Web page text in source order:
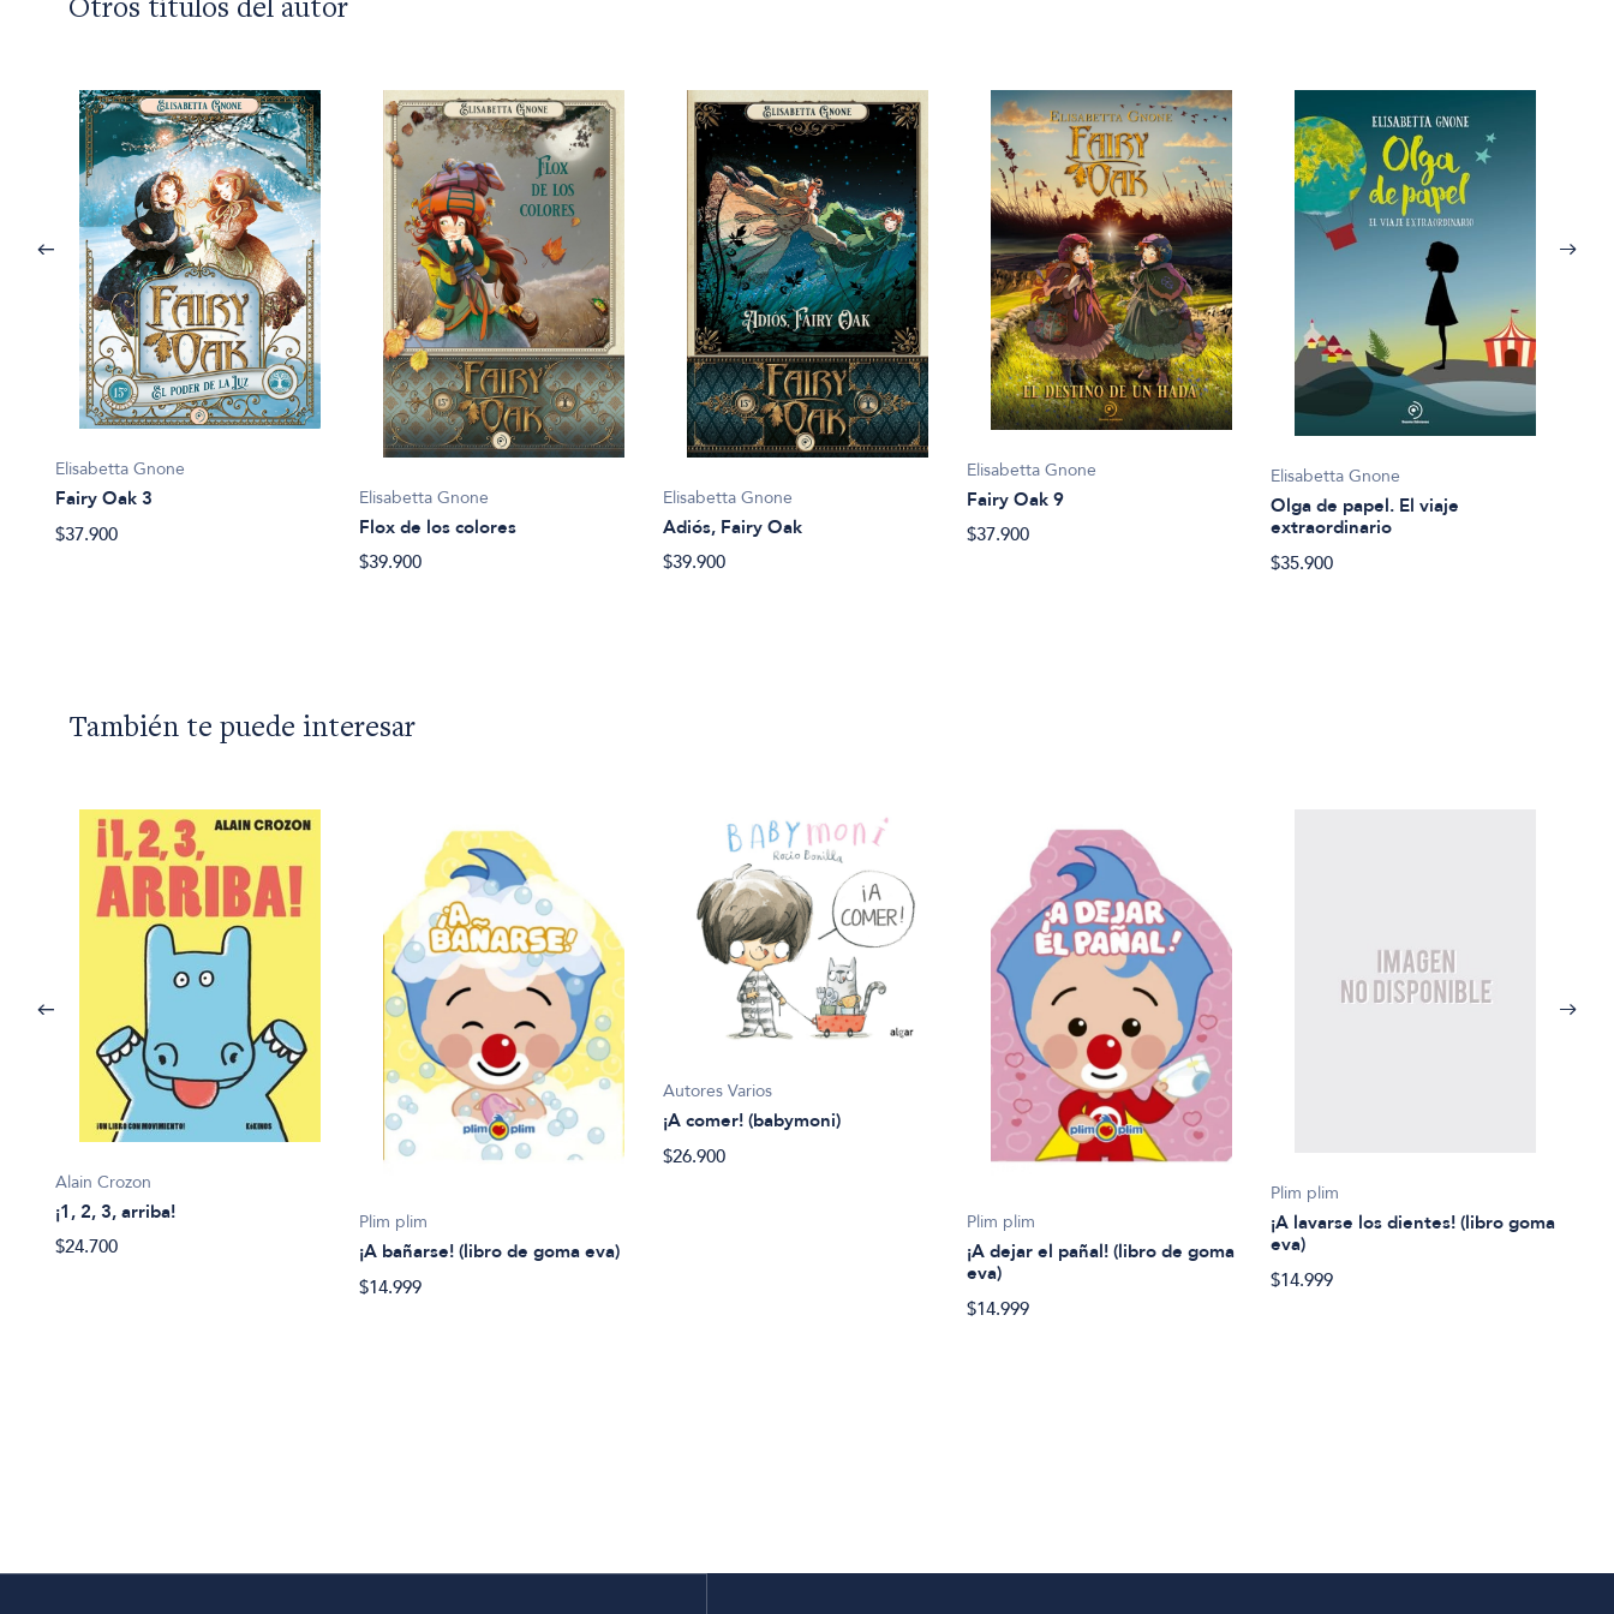
Otros títulos del autor
Elisabetta Gnone
Fairy Oak 3
$37.900
Elisabetta Gnone
Flox de los colores
$39.900
Elisabetta Gnone
Adiós, Fairy Oak
$39.900
Elisabetta Gnone
Fairy Oak 9
$37.900
Elisabetta Gnone
Olga de papel. El viaje
extraordinario
$35.900
También te puede interesar
Alain Crozon
¡1, 2, 3, arriba!
$24.700
Plim plim
¡A bañarse! (libro de goma eva)
$14.999
Autores Varios
¡A comer! (babymoni)
$26.900
Plim plim
¡A dejar el pañal! (libro de goma
eva)
$14.999
Plim plim
¡A lavarse los dientes! (libro goma
eva)
$14.999